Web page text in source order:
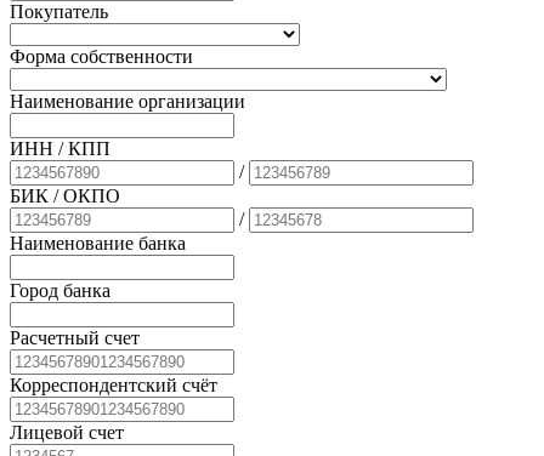
Покупатель
Форма собственности
Наименование организации
ИНН / КПП
/
БИК / ОКПО
/
Наименование банка
Город банка
Расчетный счет
Корреспондентский счёт
Лицевой счет